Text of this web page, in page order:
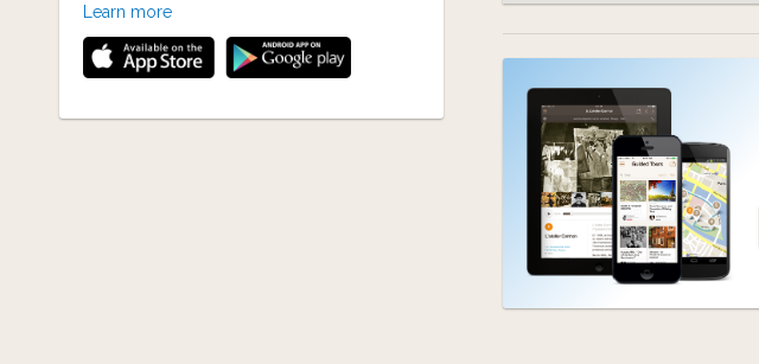
Learn more